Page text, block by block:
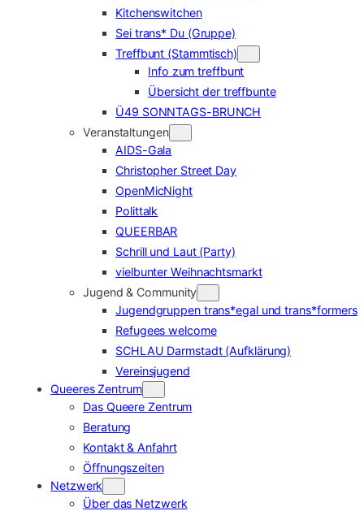
Kitchenswitchen
Sei trans* Du (Gruppe)
Treffbunt (Stammtisch)
Info zum treffbunt
Übersicht der treffbunte
Ü49 SONNTAGS-BRUNCH
Veranstaltungen
AIDS-Gala
Christopher Street Day
OpenMicNight
Polittalk
QUEERBAR
Schrill und Laut (Party)
vielbunter Weihnachtsmarkt
Jugend & Community
Jugendgruppen trans*egal und trans*formers
Refugees welcome
SCHLAU Darmstadt (Aufklärung)
Vereinsjugend
Queeres Zentrum
Das Queere Zentrum
Beratung
Kontakt & Anfahrt
Öffnungszeiten
Netzwerk
Über das Netzwerk